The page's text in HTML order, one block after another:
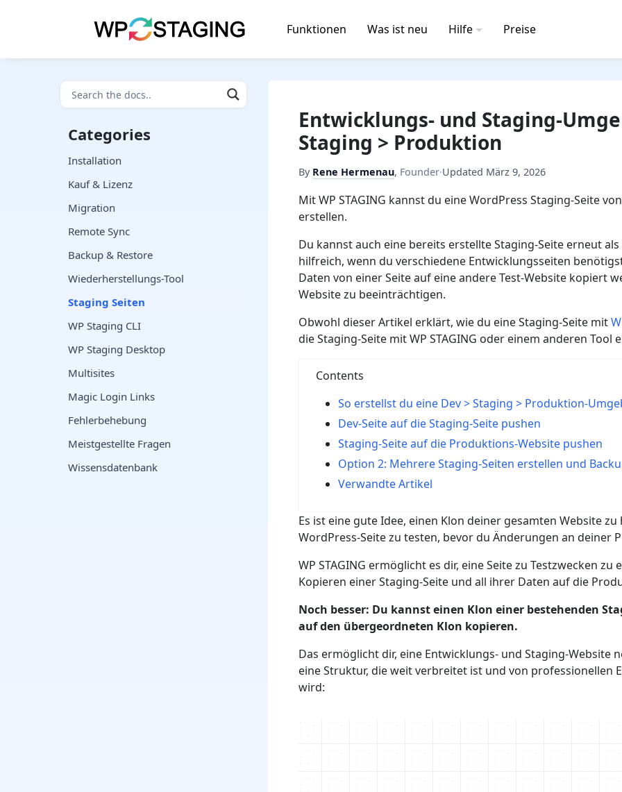
Funktionen Was ist neu Hilfe Preise
Entwicklungs- und Staging-
Staging > Produktion
By Rene Hermenau, Founder·Updated März 9, 2026
Mit WP STAGING kannst du eine WordPress Staging-Seite
erstellen.
Du kannst auch eine bereits erstellte Staging-Seite erneut
hilfreich, wenn du verschiedene Entwicklungsseiten
Daten von einer Seite auf eine andere Test-Website kopiert
Website zu beeinträchtigen.
Obwohl dieser Artikel erklärt, wie du eine Staging-Seite mit
die Staging-Seite mit WP STAGING oder einem anderen Tool
Contents
So erstellst du eine Dev > Staging > Produktion-
Dev-Seite auf die Staging-Seite pushen
Staging-Seite auf die Produktions-Website pushen
Option 2: Mehrere Staging-Seiten erstellen und
Verwandte Artikel
Es ist eine gute Idee, einen Klon deiner gesamten Website
WordPress-Seite zu testen, bevor du Änderungen an deiner
WP STAGING ermöglicht es dir, eine Seite zu Testzwecken
Kopieren einer Staging-Seite und all ihrer Daten auf die
Noch besser: Du kannst einen Klon einer bestehenden
auf den übergeordneten Klon kopieren.
Das ermöglicht dir, eine Entwicklungs- und Staging-Website
eine Struktur, die weit verbreitet ist und von professionellen
wird:
Categories
Installation
Kauf & Lizenz
Migration
Remote Sync
Backup & Restore
Wiederherstellungs-Tool
Staging Seiten
WP Staging CLI
WP Staging Desktop
Multisites
Magic Login Links
Fehlerbehebung
Meistgestellte Fragen
Wissensdatenbank